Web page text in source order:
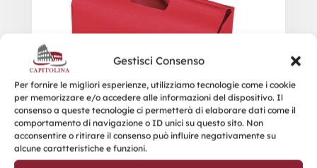
Gestisci Consenso
Per fornire le migliori esperienze, utilizziamo tecnologie come i cookie
per memorizzare e/o accedere alle informazioni del dispositivo. Il
consenso a queste tecnologie ci permetterà di elaborare dati come il
comportamento di navigazione o ID unici su questo sito. Non
acconsentire o ritirare il consenso può influire negativamente su
alcune caratteristiche e funzioni.